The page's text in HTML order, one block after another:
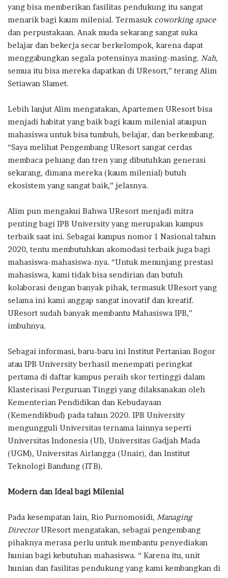
yang bisa memberikan fasilitas pendukung itu sangat
menarik bagi kaum milenial. Termasuk coworking space
dan perpustakaan. Anak muda sekarang sangat suka
belajar dan bekerja secar berkelompok, karena dapat
menggabungkan segala potensinya masing-masing. Nah,
semua itu bisa mereka dapatkan di UResort,” terang Alim
Setiawan Slamet.
Lebih lanjut Alim mengatakan, Apartemen UResort bisa
menjadi habitat yang baik bagi kaum milenial ataupun
mahasiswa untuk bisa tumbuh, belajar, dan berkembang.
“Saya melihat Pengembang UResort sangat cerdas
membaca peluang dan tren yang dibutuhkan generasi
sekarang, dimana mereka (kaum milenial) butuh
ekosistem yang sangat baik,” jelasnya.
Alim pun mengakui Bahwa UResort menjadi mitra
penting bagi IPB University yang merupakan kampus
terbaik saat ini. Sebagai kampus nomor 1 Nasional tahun
2020, tentu membutuhkan akomodasi terbaik juga bagi
mahasiswa-mahasiswa-nya. “Untuk menunjang prestasi
mahasiswa, kami tidak bisa sendirian dan butuh
kolaborasi dengan banyak pihak, termasuk UResort yang
selama ini kami anggap sangat inovatif dan kreatif.
UResort sudah banyak membantu Mahasiswa IPB,”
imbuhnya.
Sebagai informasi, baru-baru ini Institut Pertanian Bogor
atau IPB University berhasil menempati peringkat
pertama di daftar kampus peraih skor tertinggi dalam
Klasterisasi Perguruan Tinggi yang dilaksanakan oleh
Kementerian Pendidikan dan Kebudayaan
(Kemendikbud) pada tahun 2020. IPB University
mengungguli Universitas ternama lainnya seperti
Universitas Indonesia (UI), Universitas Gadjah Mada
(UGM), Universitas Airlangga (Unair), dan Institut
Teknologi Bandung (ITB).
Modern dan Ideal bagi Milenial
Pada kesempatan lain, Rio Purnomosidi, Managing
DirectorUResort mengatakan, sebagai pengembang
pihaknya merasa perlu untuk membantu penyediakan
hunian bagi kebutuhan mahasiswa. “ Karena itu, unit
hunian dan fasilitas pendukung yang kami kembangkan di